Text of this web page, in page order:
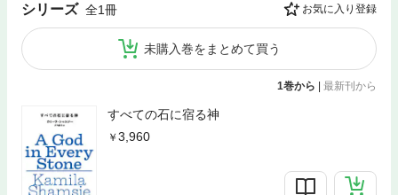
シリーズ 全1冊 お気に入り登録
未購入巻をまとめて買う
1巻から | 最新刊から
すべての石に宿る神
3,960